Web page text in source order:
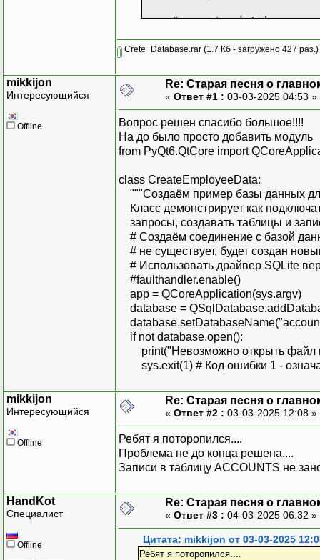
# create database
# Стирание
query.exec("DROP
query.exec("""CREATE
id INTEGER PRIMARY
employee_id INTEGER
first_name
email VARCHAR(40)
department
country_id
# Позиционная
amployee_id,
email,
VALUES (?, ?,
first_name =
"Mia",
"Valorie",
"Noah",
"Benjamin",
last_name = ["Smith",
"Jones",
"Martinez",
"Wilson",
"Moore",
"Perez",
# Создайте данные для
employee_ids =
range(1000, 2500),
countries =
"France":4,
Crete_Database.rar (1.7 Кб - загружено 427 раз.)
mikkijon
Интересующийся
Offline
Re: Старая песня о
« Ответ #1 : 03-03-2025 04:53 »
Вопрос решен спасибо большое!!!!
На до было просто добавить модуль
from PyQt6.QtCore import
class CreateEmployeeData:
"""Создаём пример базы данных
Класс демонстрирует как
запросы, создавать таблицы и
# Создаём соединение с базой
# не существует, будет создан
# Использовать драйвер SQLite
#faulthandler.enable()
app = QCoreApplication(sys.argv)
database =
if not database.open():
print("Невозможно открыть файл
sys.exit(1) # Код ошибки 1 -
mikkijon
Интересующийся
Offline
Re: Старая песня о
« Ответ #2 : 03-03-2025 12:08 »
Ребят я поторопился....
Проблема не до конца решена....
Записи в таблицу ACCOUNTS не
HandKot
Специалист
Offline
Re: Старая песня о
« Ответ #3 : 04-03-2025 06:32 »
Цитата: mikkijon от 03-03-2025
Ребят я поторопился....